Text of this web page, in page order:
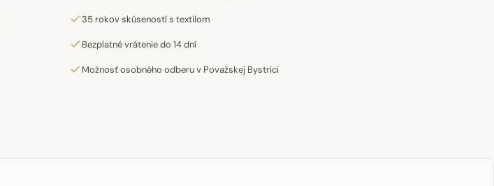
35 rokov skúseností s textilom
Bezplatné vrátenie do 14 dní
Možnosť osobného odberu v Považskej Bystrici